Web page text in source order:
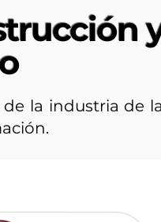
la industria de